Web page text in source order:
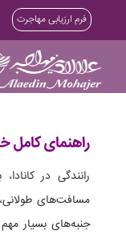
فرم ارزیابی مهاجرت
راهنمای کامل
رانندگی در
مسافت‌های
جنبه‌های بسیار